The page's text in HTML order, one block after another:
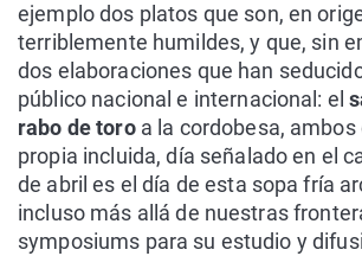
ejemplo dos platos que son, en
terriblemente humildes, y que, sin
dos elaboraciones que han
público nacional e internacional: el
rabo de toro a la cordobesa, ambos
propia incluida, día señalado en el
de abril es el día de esta sopa fría
incluso más allá de nuestras
symposiums para su estudio y